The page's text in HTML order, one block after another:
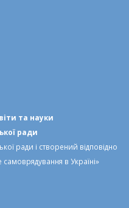
та науки
ради
ради і створений відповідно
в Україні»